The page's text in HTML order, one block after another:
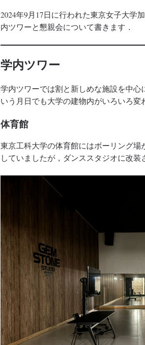
2024年9月17日に行われた東京女子大学
内ツワーと懇親会について書きます．
学内ツワー
学内ツワーでは割と新しめな施設を中
いう月日でも大学の建物内がいろいろ
体育館
東京工科大学の体育館にはボーリング
していましたが，ダンススタジオに改装